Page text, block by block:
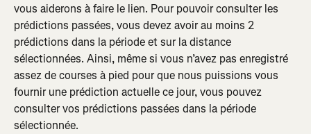
vous aiderons à faire le lien. Pour pouvoir consulter les
prédictions passées, vous devez avoir au moins 2
prédictions dans la période et sur la distance
sélectionnées. Ainsi, même si vous n’avez pas enregistré
assez de courses à pied pour que nous puissions vous
fournir une prédiction actuelle ce jour, vous pouvez
consulter vos prédictions passées dans la période
sélectionnée.